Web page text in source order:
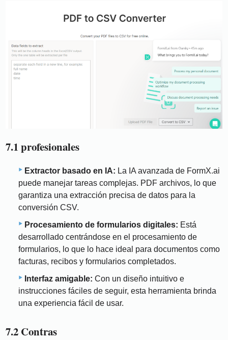
7.1 profesionales
Extractor basado en IA: La IA avanzada de FormX.ai
puede manejar tareas complejas. PDF archivos, lo que
garantiza una extracción precisa de datos para la
conversión CSV.
Procesamiento de formularios digitales: Está
desarrollado centrándose en el procesamiento de
formularios, lo que lo hace ideal para documentos como
facturas, recibos y formularios completados.
Interfaz amigable: Con un diseño intuitivo e
instrucciones fáciles de seguir, esta herramienta brinda
una experiencia fácil de usar.
7.2 Contras